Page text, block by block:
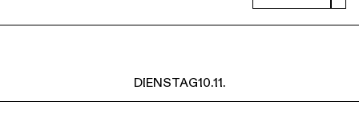
DIENSTAG10.11.